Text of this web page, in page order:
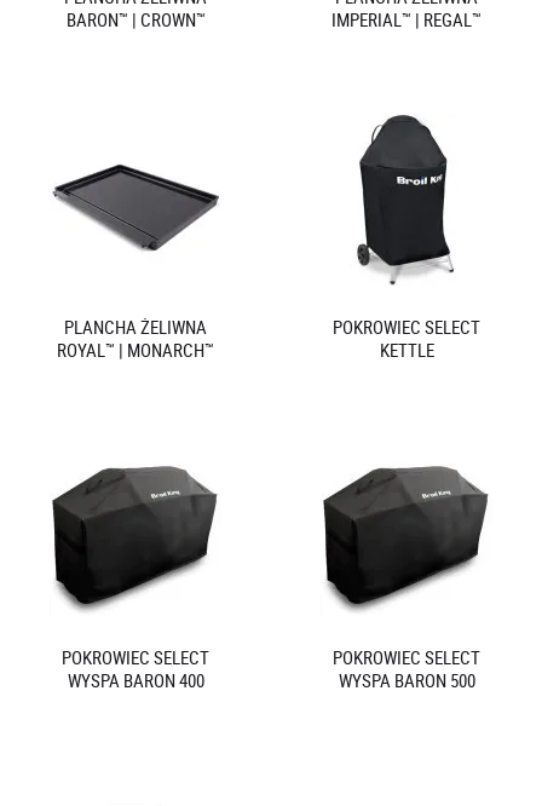
BARON™ | CROWN™
IMPERIAL™ | REGAL™
PLANCHA ŻELIWNA
ROYAL™ | MONARCH™
POKROWIEC SELECT
KETTLE
POKROWIEC SELECT
WYSPA BARON 400
POKROWIEC SELECT
WYSPA BARON 500